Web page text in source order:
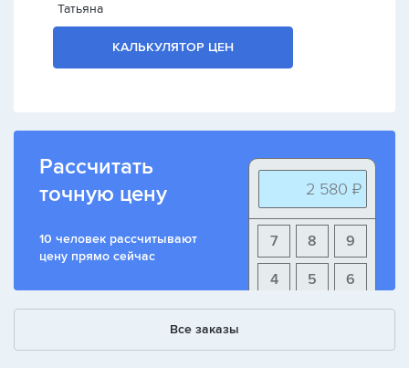
Татьяна
КАЛЬКУЛЯТОР ЦЕН
Рассчитать
точную цену
10 человек рассчитывают
цену прямо сейчас
2 580 ₽
9
8
7
6
5
4
+ - /
Все заказы